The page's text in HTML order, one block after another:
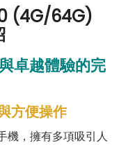
(4G/64G)
卓越體驗的完
方便操作
機，擁有多項吸引人